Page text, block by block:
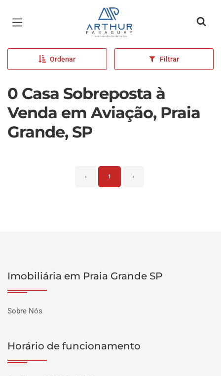
Página inicial
Ordenar Filtrar
0 Casa Sobreposta à
Venda em Aviação, Praia
Grande, SP
‹ 1 ›
Imobiliária em Praia Grande SP
Sobre Nós
Horário de funcionamento